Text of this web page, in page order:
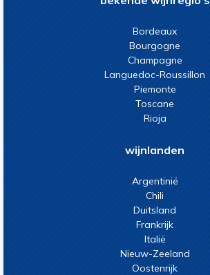
Bordeaux
Bourgogne
Champagne
Languedoc-Roussillon
Piemonte
Toscane
Rioja
wijnlanden
Argentinië
Chili
Duitsland
Frankrijk
Italië
Nieuw-Zeeland
Oostenrijk